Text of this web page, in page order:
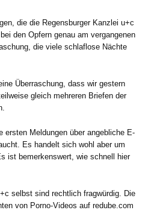
die die Regensburger Kanzlei u+c
den Opfern genau am vergangenen
die viele schlaflose Nächte
Überraschung, dass wir gestern
gleich mehreren Briefen der
ersten Meldungen über angebliche E-
Es handelt sich wohl aber um
ist bemerkenswert, wie schnell hier
selbst sind rechtlich fragwürdig. Die
von Porno-Videos auf redube.com